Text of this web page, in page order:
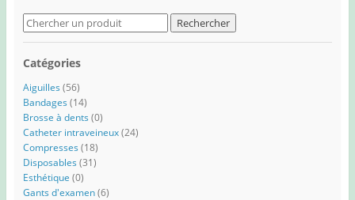
Search
for:
Catégories
Aiguilles (56)
Bandages (14)
Brosse à dents (0)
Catheter intraveineux (24)
Compresses (18)
Disposables (31)
Esthétique (0)
Gants d'examen (6)